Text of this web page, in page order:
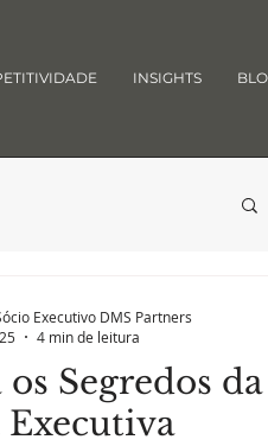
INSIGHTS
Segredos da
Executivo DMS Partners
4 min de leitura